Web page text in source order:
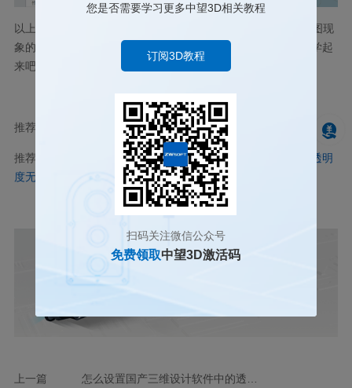
以上就是对三维CAD中给模型添加了螺纹，却没有显示螺纹贴图现
象的原因分析以及解决方案，有需要的朋友快跟着上面的教程学起
来吧！
推荐阅读： 国产三维设计软件
推荐阅读：
当三维建模软件模型显示为透明时，右键切换实体透明
度无效如何处理？
上一篇
您是否需要学习更多中望3D相关教程
订阅3D教程
扫码关注微信公众号
免费领取中望3D激活码